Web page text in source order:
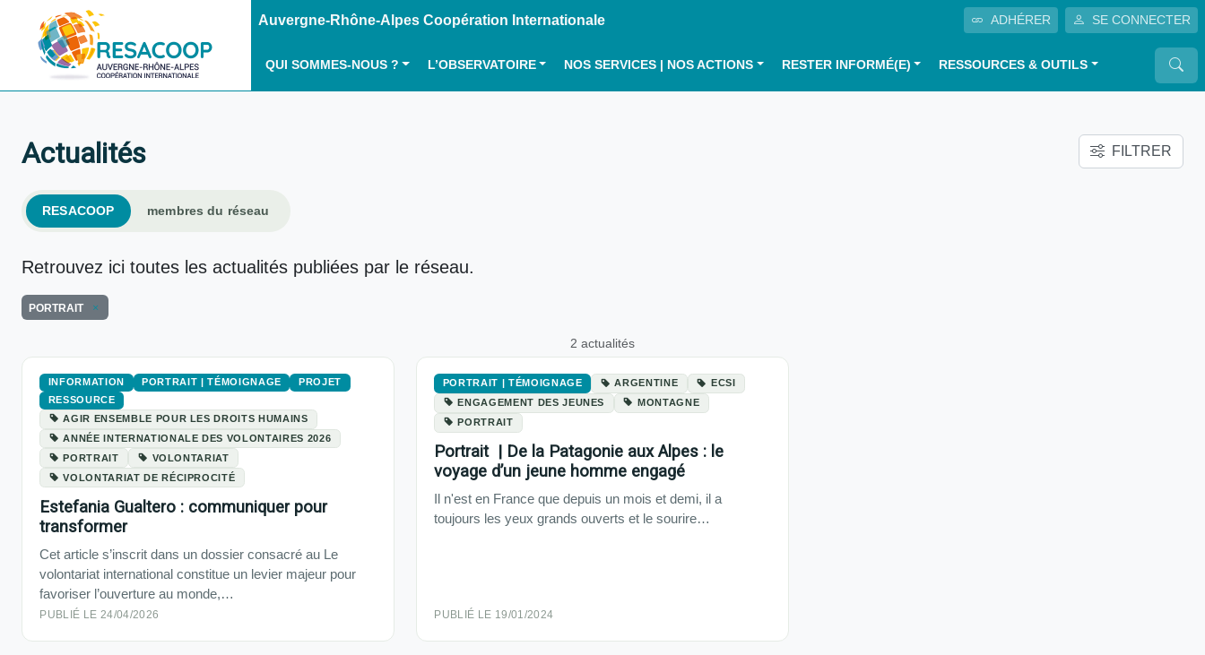
Auvergne-Rhône-Alpes Coopération Internationale ADHÉRER SE CONNECTER
QUI SOMMES-NOUS ? L’OBSERVATOIRE NOS SERVICES | NOS ACTIONS RESTER INFORMÉ(E) RESSOURCES & OUTILS
Actualités FILTRER
RESACOOP membres du réseau
Retrouvez ici toutes les actualités publiées par le réseau.
PORTRAIT
2 actualités
INFORMATION PORTRAIT | TÉMOIGNAGE
PROJET
RESSOURCE
AGIR ENSEMBLE POUR LES DROITS HUMAINS
ANNÉE INTERNATIONALE DES VOLONTAIRES 2026
PORTRAIT
VOLONTARIAT
VOLONTARIAT DE RÉCIPROCITÉ
Estefania Gualtero : communiquer pour
transformer
Cet article s’inscrit dans un dossier consacré au Le
volontariat international constitue un levier majeur pour
favoriser l’ouverture au monde,…
PUBLIÉ LE 24/04/2026
PORTRAIT | TÉMOIGNAGE ARGENTINE
ECSI
ENGAGEMENT DES JEUNES
MONTAGNE
PORTRAIT
Portrait | De la Patagonie aux Alpes : le
voyage d’un jeune homme engagé
Il n'est en France que depuis un mois et demi, il a
toujours les yeux grands ouverts et le sourire…
PUBLIÉ LE 19/01/2024